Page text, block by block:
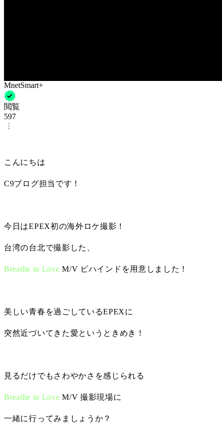
MnetSmart+
閲覧
597
こんにちは
C9ブログ担当です！
今日はEPEX初の海外ロケ撮影！
台湾の台北で撮影した、
Breathe in Love M/V ビハインドを用意しました！
美しい青春を過ごしているEPEXに
突然近づいてきた愛というときめき！
見るだけでもさわやかさを感じられる
Breathe in Love M/V 撮影現場に
一緒に行ってみましょうか？